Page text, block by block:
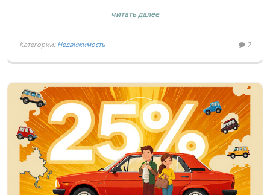
читать далее
Категории: Недвижимость 7